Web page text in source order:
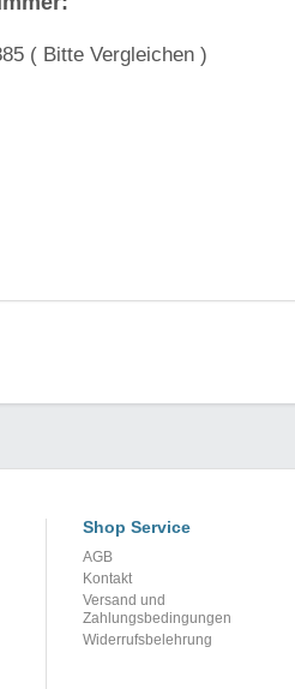
( Bitte Vergleichen )
Shop Service
AGB
Kontakt
Versand und
Zahlungsbedingungen
Widerrufsbelehrung